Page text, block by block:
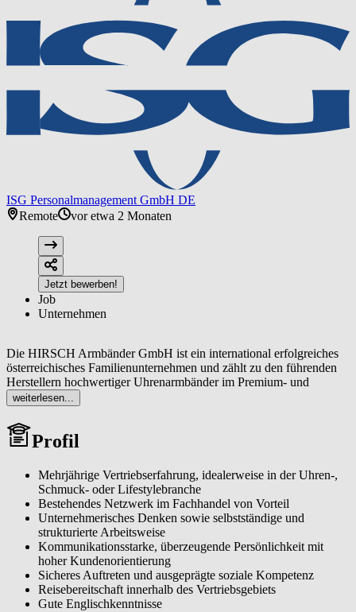
ISG Personalmanagement GmbH DE
Remote
vor etwa 2 Monaten
Jetzt bewerben!
Job
Unternehmen
Die HIRSCH Armbänder GmbH ist ein international erfolgreiches
österreichisches Familienunternehmen und zählt zu den führenden
Herstellern hochwertiger Uhrenarmbänder im Premium- und
Luxussegment. Unsere Kernkompetenz liegt in der Entwicklung
und Produktion von detailverliebten Accessoires, die höchste
Ansprüche an Qualität, Tragekomfort und Design erfüllen.
Verlässlichkeit, Kontinuität und Vertrauen bilden die Basis unseres
Ausrichtung sind wir weltweit ein etablierter Spezialist in unserer
Branche.
Wir suchen zum ehestmöglichen Eintritt: Handelsvertreter (m/w/d) –
Deutschland (Uhren- & Schmuckbranche)
weiterlesen...
Profil
Mehrjährige Vertriebserfahrung, idealerweise in der Uhren-,
Schmuck- oder Lifestylebranche
Bestehendes Netzwerk im Fachhandel von Vorteil
Unternehmerisches Denken sowie selbstständige und
strukturierte Arbeitsweise
Kommunikationsstarke, überzeugende Persönlichkeit mit
hoher Kundenorientierung
Sicheres Auftreten und ausgeprägte soziale Kompetenz
Reisebereitschaft innerhalb des Vertriebsgebiets
Gute Englischkenntnisse